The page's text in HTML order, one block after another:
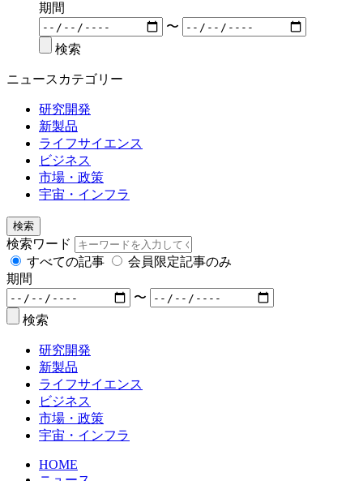
期間
〜
検索
ニュースカテゴリー
研究開発
新製品
ライフサイエンス
ビジネス
市場・政策
宇宙・インフラ
検索
検索ワード
すべての記事
会員限定記事のみ
期間
〜
検索
研究開発
新製品
ライフサイエンス
ビジネス
市場・政策
宇宙・インフラ
HOME